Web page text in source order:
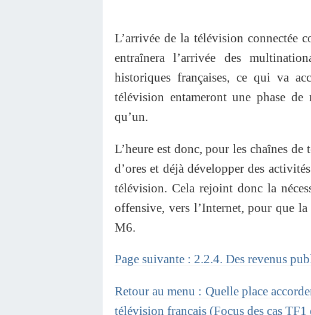
L’arrivée de la télévision connectée
entraînera l’arrivée des
historiques françaises, ce qui va
télévision entameront une phase de
qu’un.
L’heure est donc, pour les chaînes
d’ores et déjà développer des
télévision. Cela rejoint donc la
offensive, vers l’Internet, pour que
M6.
Page suivante : 2.2.4. Des revenus
Retour au menu : Quelle place
télévision français (Focus des cas TF1